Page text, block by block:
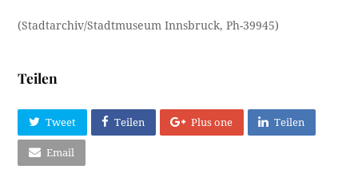
(Stadtarchiv/Stadtmuseum Innsbruck, Ph-39945)
Teilen
Tweet Teilen Plus one Teilen
Email